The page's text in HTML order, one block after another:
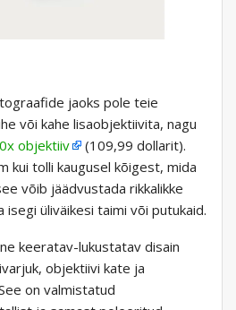
jaoks pole teie
või kahe lisaobjektiivita, nagu
objektiiv
(109,99 dollarit).
kui tolli kaugusel kõigest, mida
võib jäädvustada rikkalikke
üliväikesi taimi või putukaid.
keeratav-lukustatav disain
objektiivi kate ja
on valmistatud